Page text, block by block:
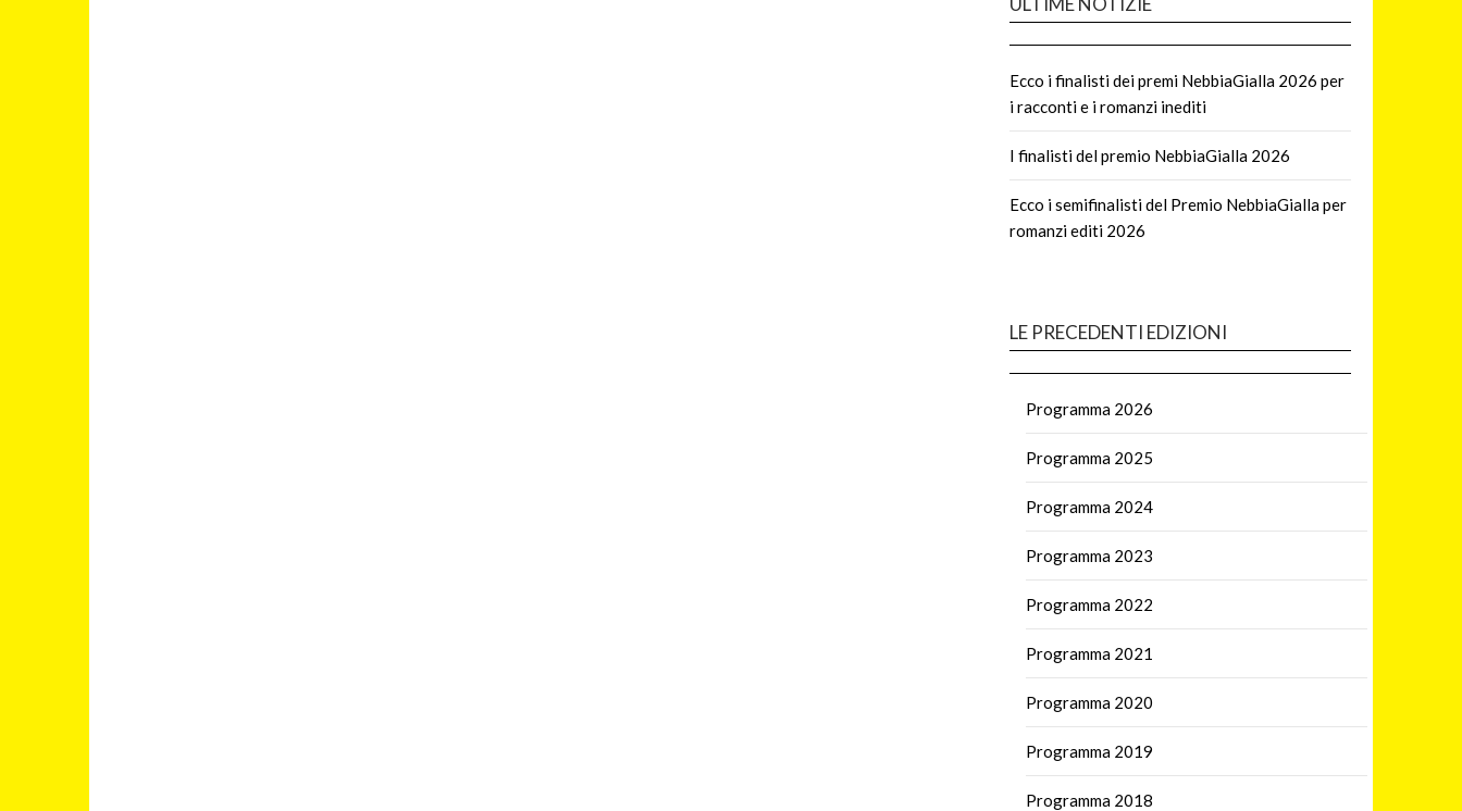
Ecco i finalisti dei premi NebbiaGialla 2026 per
i racconti e i romanzi inediti
I finalisti del premio NebbiaGialla 2026
Ecco i semifinalisti del Premio NebbiaGialla per
romanzi editi 2026
LE PRECEDENTI EDIZIONI
Programma 2026
Programma 2025
Programma 2024
Programma 2023
Programma 2022
Programma 2021
Programma 2020
Programma 2019
Programma 2018